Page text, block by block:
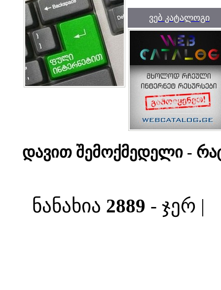
ვებ კატალოგი
დავით შემოქმედელი -
ნანახია 2889 - ჯერ |